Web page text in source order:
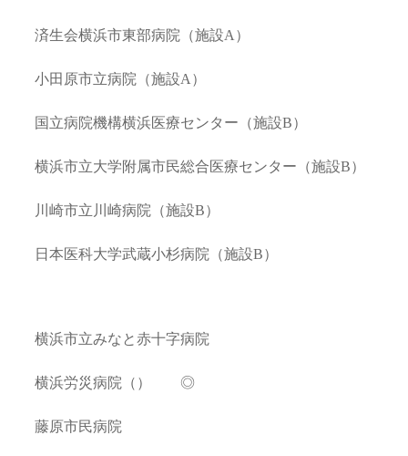
済生会横浜市東部病院（施設A）
小田原市立病院（施設A）
国立病院機構横浜医療センター（施設B）
横浜市立大学附属市民総合医療センター（施設B）
川崎市立川崎病院（施設B）
日本医科大学武蔵小杉病院（施設B）
横浜市立みなと赤十字病院
横浜労災病院（） ◎
藤原市民病院